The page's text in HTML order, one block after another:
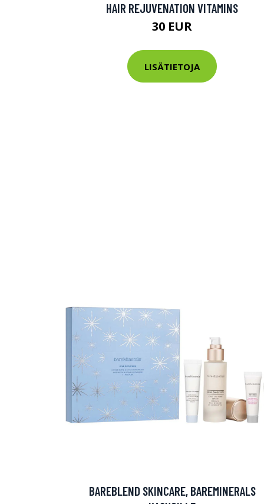
HAIR REJUVENATION VITAMINS
30 EUR
LISÄTIETOJA
BAREBLEND SKINCARE, BAREMINERALS
IdealofMeD